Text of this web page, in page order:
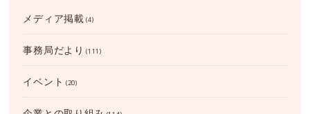
メディア掲載 (4)
事務局だより (111)
イベント (20)